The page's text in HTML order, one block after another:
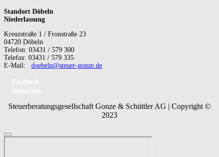
Standort Döbeln
Niederlassung
Kreuzstraße 1 / Fronstraße 23
04720 Döbeln
Telefon: 03431 / 579 300
Telefax: 03431 / 579 335
E-Mail: doebeln@steuer-gonze.de
Steuerberatungsgesellschaft Gonze & Schüttler AG | Copyright ©
2023